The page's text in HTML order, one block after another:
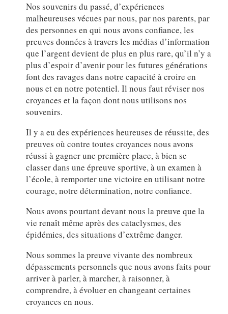
Nos souvenirs du passé, d’expériences
malheureuses vécues par nous, par nos parents, par
des personnes en qui nous avons confiance, les
preuves données à travers les médias d’information
que l’argent devient de plus en plus rare, qu’il n’y a
plus d’espoir d’avenir pour les futures générations
font des ravages dans notre capacité à croire en
nous et en notre potentiel. Il nous faut réviser nos
croyances et la façon dont nous utilisons nos
souvenirs.
Il y a eu des expériences heureuses de réussite, des
preuves où contre toutes croyances nous avons
réussi à gagner une première place, à bien se
classer dans une épreuve sportive, à un examen à
l’école, à remporter une victoire en utilisant notre
courage, notre détermination, notre confiance.
Nous avons pourtant devant nous la preuve que la
vie renaît même après des cataclysmes, des
épidémies, des situations d’extrême danger.
Nous sommes la preuve vivante des nombreux
dépassements personnels que nous avons faits pour
arriver à parler, à marcher, à raisonner, à
comprendre, à évoluer en changeant certaines
croyances en nous.